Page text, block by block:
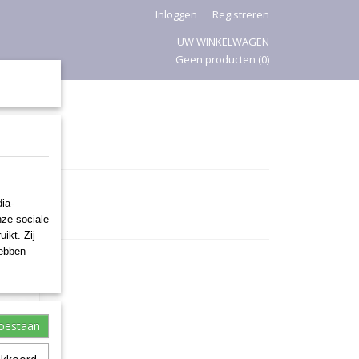
Inloggen
Registreren
UW WINKELWAGEN
Geen producten (0)
sociale
Zij